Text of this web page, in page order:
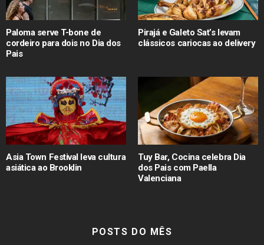
Paloma serve T-bone de
cordeiro para dois no Dia dos
Pais
Pirajá e Galeto Sat’s levam
clássicos cariocas ao delivery
Asia Town Festival leva cultura
asiática ao Brooklin
Tuy Bar, Cocina celebra Dia
dos Pais com Paella
Valenciana
POSTS DO MÊS